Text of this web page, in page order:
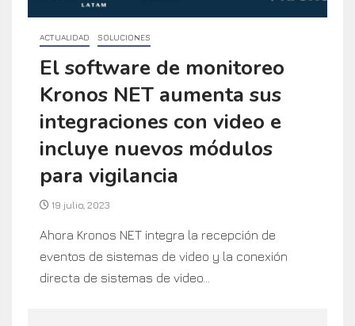
ACTUALIDAD SOLUCIONES
El software de monitoreo
Kronos NET aumenta sus
integraciones con video e
incluye nuevos módulos
para vigilancia
19 julio, 2023
Ahora Kronos NET integra la recepción de
eventos de sistemas de video y la conexión
directa de sistemas de video...